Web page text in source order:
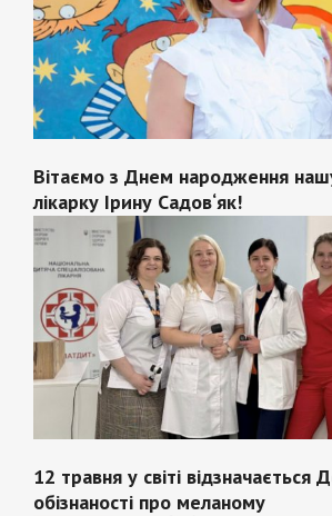
Вітаємо з Днем народження
лікарку Ірину Садов‘як!
12 травня у світі відзначається
обізнаності про меланому